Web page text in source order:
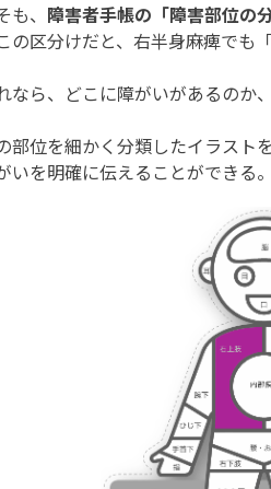
も、 障害者手帳の「障害部位の
の区分けだと、右半身麻痺でも
なら、どこに障がいがあるのか
部位を細かく分類したイラスト
いを明確に伝えることができる